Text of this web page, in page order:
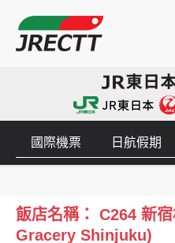
國際機票 日航假期
飯店名稱： C264 新
Gracery Shinjuku)